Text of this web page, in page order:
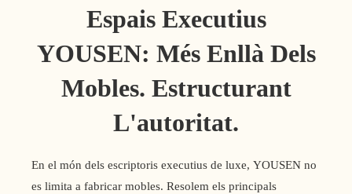
Espais Executius
YOUSEN: Més Enllà Dels
Mobles. Estructurant
L'autoritat.
En el món dels escriptoris executius de luxe, YOUSEN no
es limita a fabricar mobles. Resolem els principals